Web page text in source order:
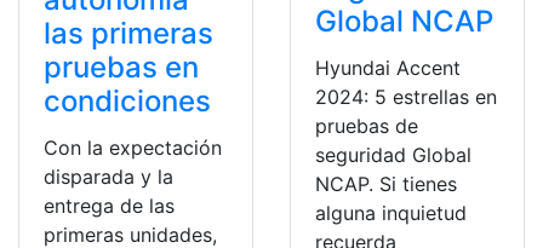
las primeras
pruebas en
condiciones
Con la expectación
disparada y la
entrega de las
primeras unidades,
Global NCAP
Hyundai Accent
2024: 5 estrellas en
pruebas de
seguridad Global
NCAP. Si tienes
alguna inquietud
recuerda